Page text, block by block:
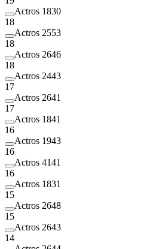
Actros 1830
18
Actros 2553
18
Actros 2646
18
Actros 2443
17
Actros 2641
17
Actros 1841
16
Actros 1943
16
Actros 4141
16
Actros 1831
15
Actros 2648
15
Actros 2643
14